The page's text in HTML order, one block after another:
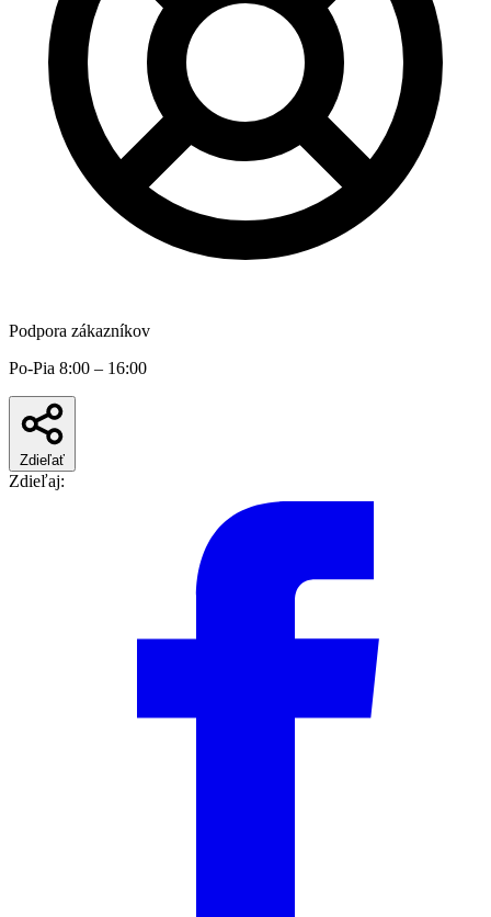
Podpora zákazníkov
Po-Pia 8:00 – 16:00
Zdieľať
Zdieľaj: